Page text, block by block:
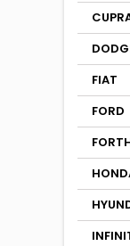
FIAT
FORD